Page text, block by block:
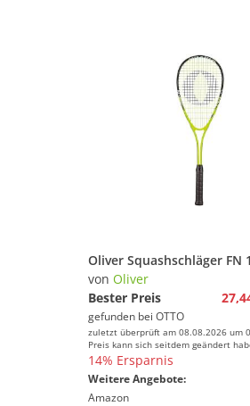
von Oliver
Bester Preis
gefunden bei OTTO
zuletzt überprüft am 08.08.2026 um
Preis kann sich seitdem geändert
14% Ersparnis
Weitere Angebote:
Amazon